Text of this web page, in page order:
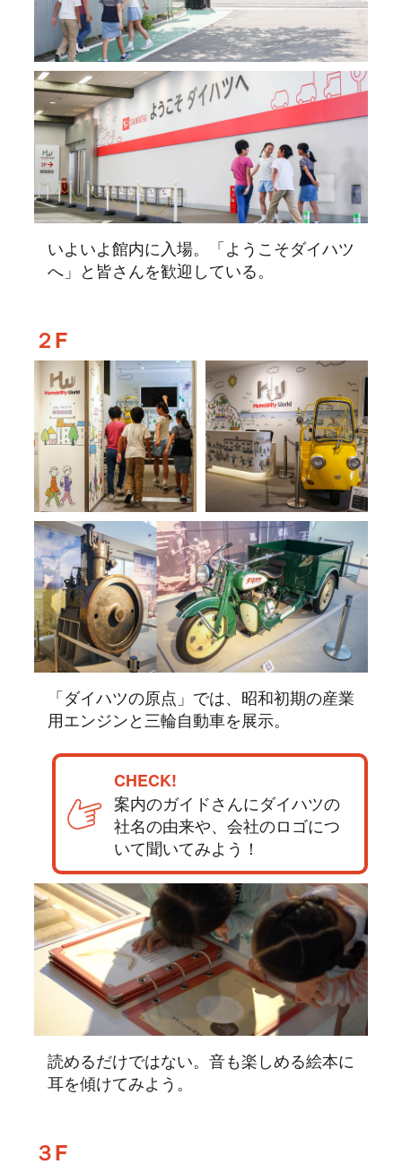
いよいよ館内に入場。「ようこそダイハツ
へ」と皆さんを歓迎している。
２F
「ダイハツの原点」では、昭和初期の産業
用エンジンと三輪自動車を展示。
CHECK!
案内のガイドさんにダイハツの
社名の由来や、会社のロゴにつ
いて聞いてみよう！
読めるだけではない。音も楽しめる絵本に
耳を傾けてみよう。
３F